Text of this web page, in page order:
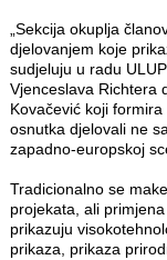
„Sekcija okuplja
djelovanjem koje
sudjeluju u radu
Vjenceslava Richtera
Kovačević koji
osnutka djelovali ne
zapadno-europskoj
Tradicionalno se
projekata, ali
prikazuju
prikaza, prikaza